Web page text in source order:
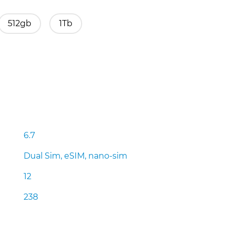
512gb 1Tb
6.7
Dual Sim, eSIM, nano-sim
12
238